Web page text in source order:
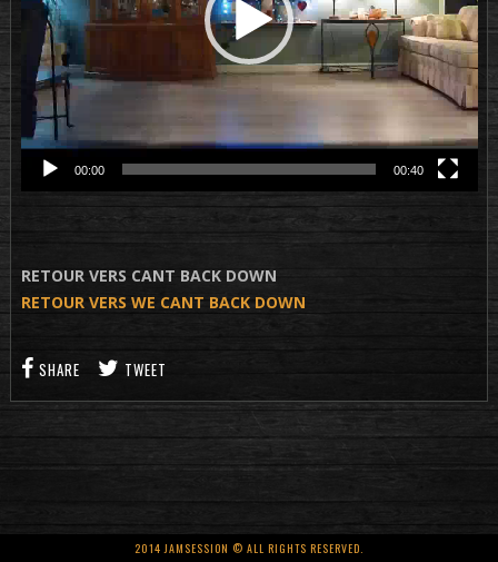
00:00 00:40
RETOUR VERS CANT BACK DOWN
RETOUR VERS WE CANT BACK DOWN
SHARE TWEET
2014 JAMSESSION © ALL RIGHTS RESERVED.